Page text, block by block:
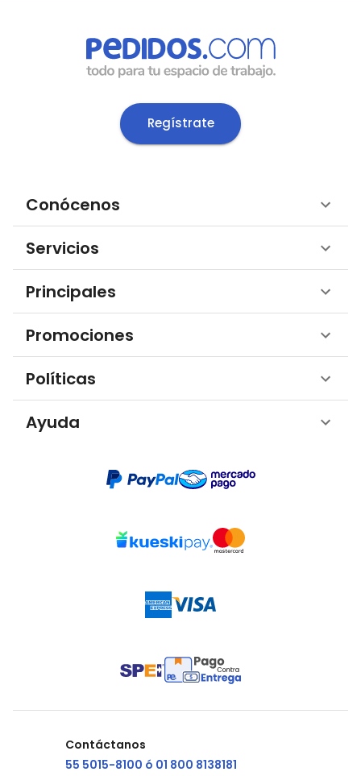
Regístrate
Conócenos
Servicios
Principales
Promociones
Políticas
Ayuda
Contáctanos
55 5015-8100 ó 01 800 8138181